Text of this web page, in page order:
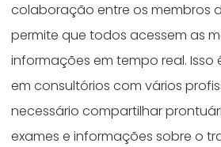
colaboração entre os membros
permite que todos acessem as
informações em tempo real. Isso
em consultórios com vários
necessário compartilhar
exames e informações sobre o